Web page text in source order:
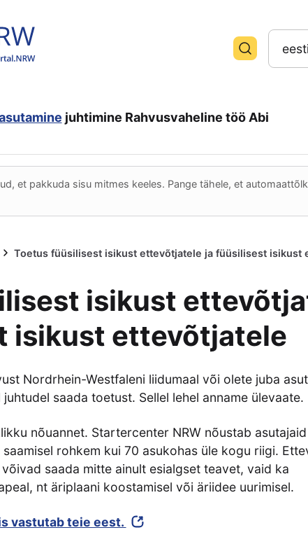
eesti
juhtimine Rahvusvaheline töö Abi
et pakkuda sisu mitmes keeles. Pange tähele, et
Toetus füüsilisest isikust ettevõtjatele ja füüsilisest isikust
isikust
isikust ettevõtjatele
Nordrhein-Westfaleni liidumaal või olete juba
saada toetust. Sellel lehel anname ülevaate.
nõuannet. Startercenter NRW nõustab asutajaid
rohkem kui 70 asukohas üle kogu riigi.
saada mitte ainult esialgset teavet, vaid ka
nt äriplaani koostamisel või äriidee uurimisel.
vastutab teie eest.